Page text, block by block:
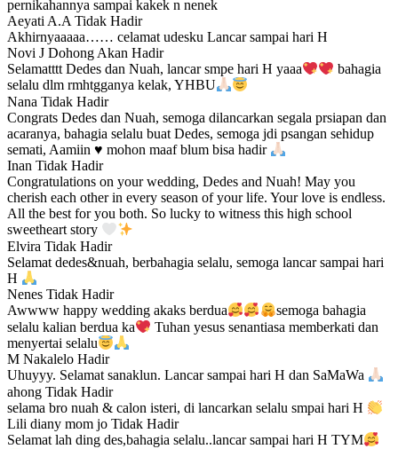
pernikahannya sampai kakek n nenek
Aeyati A.A Tidak Hadir
Akhirnyaaaaa…… celamat udesku Lancar sampai hari H
Novi J Dohong Akan Hadir
Selamatttt Dedes dan Nuah, lancar smpe hari H yaaa
bahagia
selalu dlm rmhtgganya kelak, YHBU
Nana Tidak Hadir
Congrats Dedes dan Nuah, semoga dilancarkan segala prsiapan dan
acaranya, bahagia selalu buat Dedes, semoga jdi psangan sehidup
semati, Aamiin ♥️ mohon maaf blum bisa hadir
Inan Tidak Hadir
Congratulations on your wedding, Dedes and Nuah! May you
cherish each other in every season of your life. Your love is endless.
All the best for you both. So lucky to witness this high school
sweetheart story
Elvira Tidak Hadir
Selamat dedes&nuah, berbahagia selalu, semoga lancar sampai hari
H
Nenes Tidak Hadir
Awwww happy wedding akaks berdua
semoga bahagia
selalu kalian berdua ka
Tuhan yesus senantiasa memberkati dan
menyertai selalu
M Nakalelo Hadir
Uhuyyy. Selamat sanaklun. Lancar sampai hari H dan SaMaWa
ahong Tidak Hadir
selama bro nuah & calon isteri, di lancarkan selalu smpai hari H
Lili diany mom jo Tidak Hadir
Selamat lah ding des,bahagia selalu..lancar sampai hari H TYM